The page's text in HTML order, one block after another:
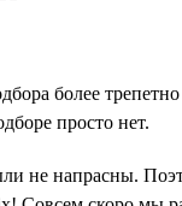
более
просто нет.
не напрасны.